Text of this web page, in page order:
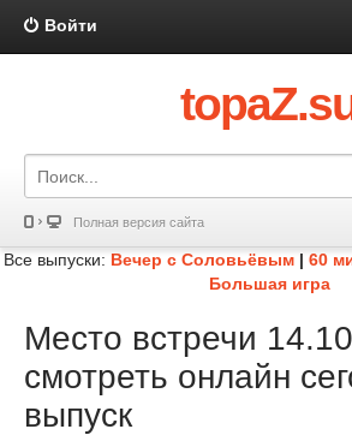
Войти
Полная версия сайта
Все выпуски: Вечер с Соловьёвым | 60
Большая игра
Место встречи
смотреть онлайн
выпуск